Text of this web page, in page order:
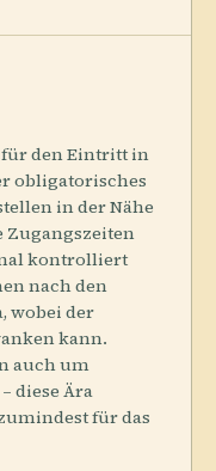
für den Eintritt in
obligatorisches
in der Nähe
Zugangszeiten
kontrolliert
nach den
wobei der
kann.
auch um
diese Ära
für das